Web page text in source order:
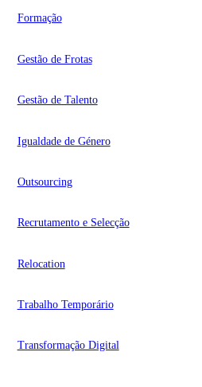
Formação
Gestão de Frotas
Gestão de Talento
Igualdade de Género
Outsourcing
Recrutamento e Selecção
Relocation
Trabalho Temporário
Transformação Digital